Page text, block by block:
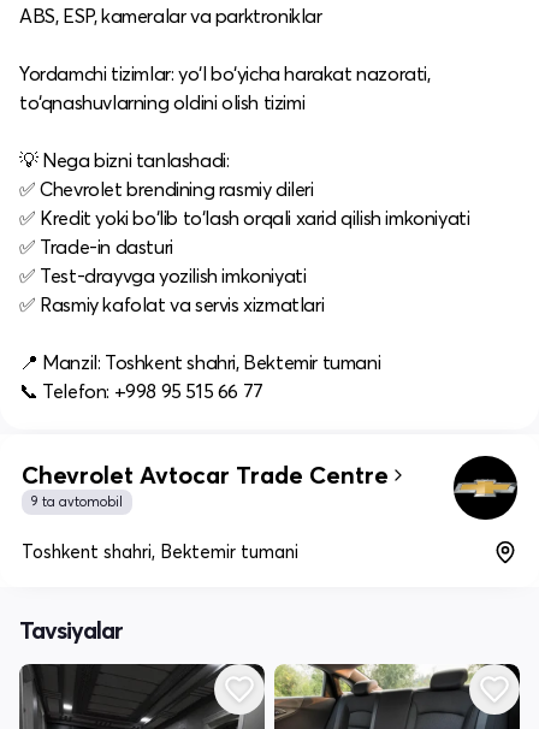
ABS, ESP, kameralar va parktroniklar
Yordamchi tizimlar: yo‘l bo‘yicha harakat nazorati,
to‘qnashuvlarning oldini olish tizimi
💡 Nega bizni tanlashadi:
✅ Chevrolet brendining rasmiy dileri
✅ Kredit yoki bo‘lib to‘lash orqali xarid qilish imkoniyati
✅ Trade-in dasturi
✅ Test-drayvga yozilish imkoniyati
✅ Rasmiy kafolat va servis xizmatlari
📍 Manzil: Toshkent shahri, Bektemir tumani
📞 Telefon: +998 95 515 66 77
Chevrolet Avtocar Trade Centre
9 ta avtomobil
Toshkent shahri, Bektemir tumani
Tavsiyalar